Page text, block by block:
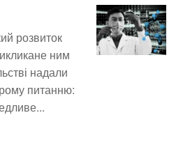
розвиток
ним
надали
питанню: